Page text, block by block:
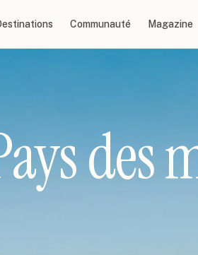
Communauté Magazine
des